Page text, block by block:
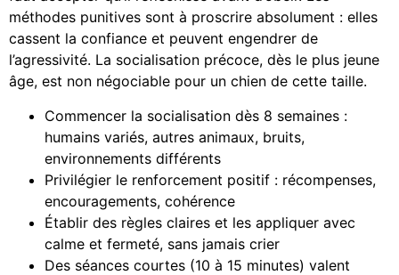
méthodes punitives sont à proscrire absolument : elles
cassent la confiance et peuvent engendrer de
l’agressivité. La socialisation précoce, dès le plus jeune
âge, est non négociable pour un chien de cette taille.
Commencer la socialisation dès 8 semaines :
humains variés, autres animaux, bruits,
environnements différents
Privilégier le renforcement positif : récompenses,
encouragements, cohérence
Établir des règles claires et les appliquer avec
calme et fermeté, sans jamais crier
Des séances courtes (10 à 15 minutes) valent